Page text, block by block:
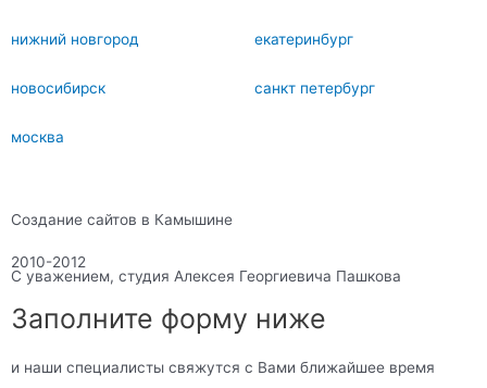
нижний новгород екатеринбург
новосибирск санкт петербург
москва
Создание сайтов в Камышине
2010-2012
С уважением, студия Алексея Георгиевича Пашкова
Заполните форму ниже
и наши специалисты свяжутся с Вами ближайшее время